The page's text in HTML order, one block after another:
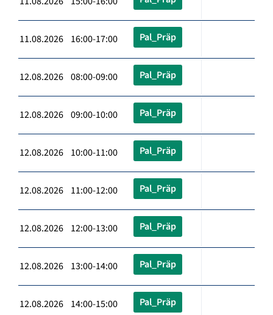
11.08.2026 16:00-17:00 Pal_Präp
12.08.2026 08:00-09:00 Pal_Präp
12.08.2026 09:00-10:00 Pal_Präp
12.08.2026 10:00-11:00 Pal_Präp
12.08.2026 11:00-12:00 Pal_Präp
12.08.2026 12:00-13:00 Pal_Präp
12.08.2026 13:00-14:00 Pal_Präp
12.08.2026 14:00-15:00 Pal_Präp